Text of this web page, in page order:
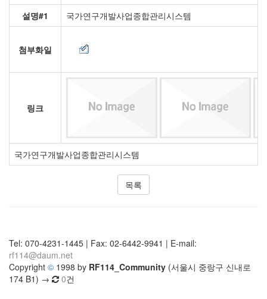
설명#1
국가연구개발사업종합관리시스템
첨부화일
링크
국가연구개발사업종합관리시스템
목록
Tel: 070-4231-1445 | Fax: 02-6442-9941 | E-mail:
rf114@daum.net
Copyright © 1998 by RF114_Community (서울시 중랑구 신내로
174 B1) →
0건